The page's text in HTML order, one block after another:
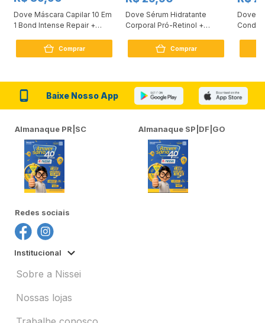
Dove Máscara Capilar 10 Em
1 Bond Intense Repair +
Comprar
Dove Sérum Hidratante
Corporal Pró-Retinol +
Comprar
Dove
Baixe Nosso App
Almanaque PR|SC Almanaque SP|DF|GO
Redes sociais
Institucional
Sobre a Nissei
Nossas lojas